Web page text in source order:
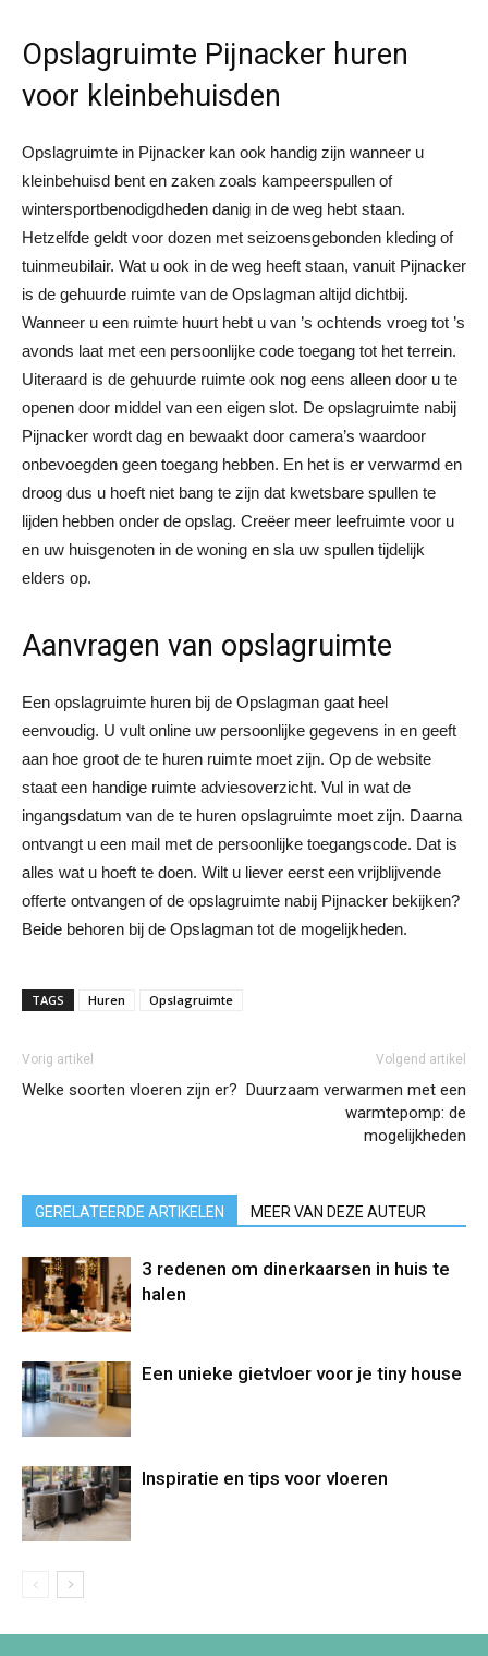
Opslagruimte Pijnacker huren
voor kleinbehuisden
Opslagruimte in Pijnacker kan ook handig zijn wanneer u
kleinbehuisd bent en zaken zoals kampeerspullen of
wintersportbenodigdheden danig in de weg hebt staan.
Hetzelfde geldt voor dozen met seizoensgebonden kleding of
tuinmeubilair. Wat u ook in de weg heeft staan, vanuit Pijnacker
is de gehuurde ruimte van de Opslagman altijd dichtbij.
Wanneer u een ruimte huurt hebt u van ’s ochtends vroeg tot ’s
avonds laat met een persoonlijke code toegang tot het terrein.
Uiteraard is de gehuurde ruimte ook nog eens alleen door u te
openen door middel van een eigen slot. De opslagruimte nabij
Pijnacker wordt dag en bewaakt door camera’s waardoor
onbevoegden geen toegang hebben. En het is er verwarmd en
droog dus u hoeft niet bang te zijn dat kwetsbare spullen te
lijden hebben onder de opslag. Creëer meer leefruimte voor u
en uw huisgenoten in de woning en sla uw spullen tijdelijk
elders op.
Aanvragen van opslagruimte
Een opslagruimte huren bij de Opslagman gaat heel
eenvoudig. U vult online uw persoonlijke gegevens in en geeft
aan hoe groot de te huren ruimte moet zijn. Op de website
staat een handige ruimte adviesoverzicht. Vul in wat de
ingangsdatum van de te huren opslagruimte moet zijn. Daarna
ontvangt u een mail met de persoonlijke toegangscode. Dat is
alles wat u hoeft te doen. Wilt u liever eerst een vrijblijvende
offerte ontvangen of de opslagruimte nabij Pijnacker bekijken?
Beide behoren bij de Opslagman tot de mogelijkheden.
TAGS Huren Opslagruimte
Vorig artikel
Welke soorten vloeren zijn er?
Volgend artikel
Duurzaam verwarmen met een
warmtepomp: de
mogelijkheden
GERELATEERDE ARTIKELEN MEER VAN DEZE AUTEUR
3 redenen om dinerkaarsen in huis te
halen
Een unieke gietvloer voor je tiny house
Inspiratie en tips voor vloeren